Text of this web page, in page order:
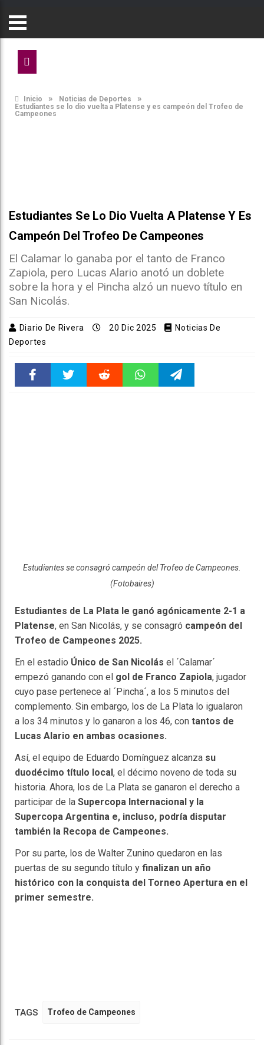
Inicio » Noticias de Deportes »
Estudiantes se lo dio vuelta a Platense y es campeón del Trofeo de
Campeones
Estudiantes Se Lo Dio Vuelta A Platense Y Es
Campeón Del Trofeo De Campeones
El Calamar lo ganaba por el tanto de Franco
Zapiola, pero Lucas Alario anotó un doblete
sobre la hora y el Pincha alzó un nuevo título en
San Nicolás.
Diario De Rivera 20 Dic 2025
Noticias De
Deportes
Estudiantes se consagró campeón del Trofeo de Campeones.
(Fotobaires)
Estudiantes de La Plata le ganó agónicamente 2-1 a
Platense, en San Nicolás, y se consagró campeón del
Trofeo de Campeones 2025.
En el estadio Único de San Nicolás el ´Calamar´
empezó ganando con el gol de Franco Zapiola, jugador
cuyo pase pertenece al ´Pincha´, a los 5 minutos del
complemento. Sin embargo, los de La Plata lo igualaron
a los 34 minutos y lo ganaron a los 46, con tantos de
Lucas Alario en ambas ocasiones.
Así, el equipo de Eduardo Domínguez alcanza su
duodécimo título local, el décimo noveno de toda su
historia. Ahora, los de La Plata se ganaron el derecho a
participar de la Supercopa Internacional y la
Supercopa Argentina e, incluso, podría disputar
también la Recopa de Campeones.
Por su parte, los de Walter Zunino quedaron en las
puertas de su segundo título y finalizan un año
histórico con la conquista del Torneo Apertura en el
primer semestre.
TAGS Trofeo de Campeones